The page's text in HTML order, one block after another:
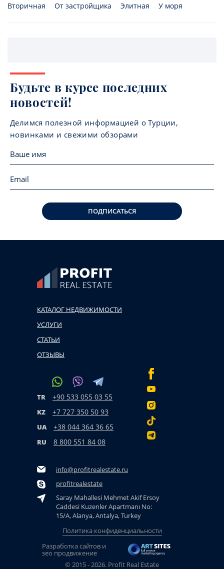
Вторичная
От застройщика Элитная У моря
Будьте в курсе последних
новостей!
Делимся полезной информацией о Турции,
новинками и свежими обзорами
ПОДПИСАТЬСЯ
КАТАЛОГ НЕДВИЖИМОСТИ
УСЛУГИ
СТАТЬИ
ОТЗЫВЫ
TR +90 533 055 03 55
KZ +7 727 350 50 93
UA +38 044 364 36 65
RU 8 800 551 84 08
info@profitrealestate.ru
profitrealestate
Saray Mahallesi Mehmet Akif Ersoy
Caddesi Kuzenler Apartmanı No:
15/A, Alanya, Antalya, Turkey
© 2015 - 2026. Profit Real Estate
Политика конфиденциальности
Разработка сайтов и
seo продвижение